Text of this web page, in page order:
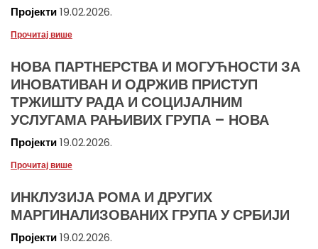
Пројекти19.02.2026.
Прочитај више
НОВА ПАРТНЕРСТВА И МОГУЋНОСТИ ЗА
ИНОВАТИВАН И ОДРЖИВ ПРИСТУП
ТРЖИШТУ РАДА И СОЦИЈАЛНИМ
УСЛУГАМА РАЊИВИХ ГРУПА – НОВА
Пројекти19.02.2026.
Прочитај више
ИНКЛУЗИЈА РОМА И ДРУГИХ
МАРГИНАЛИЗОВАНИХ ГРУПА У СРБИЈИ
Пројекти19.02.2026.